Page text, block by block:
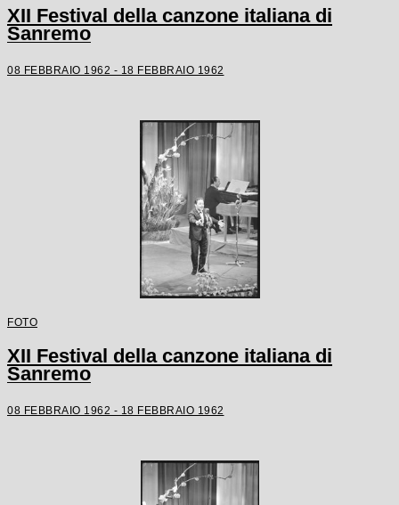
XII Festival della canzone italiana di
Sanremo
08 FEBBRAIO 1962 - 18 FEBBRAIO 1962
FOTO
XII Festival della canzone italiana di
Sanremo
08 FEBBRAIO 1962 - 18 FEBBRAIO 1962